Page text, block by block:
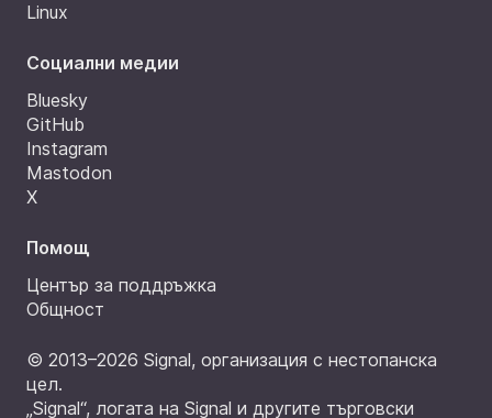
Linux
Социални медии
Bluesky
GitHub
Instagram
Mastodon
X
Помощ
Център за поддръжка
Общност
© 2013–2026 Signal, организация с нестопанска
цел.
„Signal“, логата на Signal и другите търговски